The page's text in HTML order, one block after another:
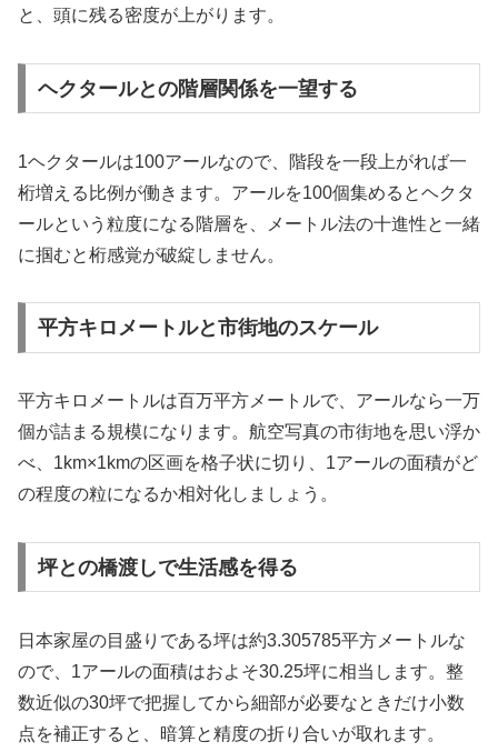
と、頭に残る密度が上がります。
ヘクタールとの階層関係を一望する
1ヘクタールは100アールなので、階段を一段上がれば一
桁増える比例が働きます。アールを100個集めるとヘクタ
ールという粒度になる階層を、メートル法の十進性と一緒
に掴むと桁感覚が破綻しません。
平方キロメートルと市街地のスケール
平方キロメートルは百万平方メートルで、アールなら一万
個が詰まる規模になります。航空写真の市街地を思い浮か
べ、1km×1kmの区画を格子状に切り、1アールの面積がど
の程度の粒になるか相対化しましょう。
坪との橋渡しで生活感を得る
日本家屋の目盛りである坪は約3.305785平方メートルな
ので、1アールの面積はおよそ30.25坪に相当します。整
数近似の30坪で把握してから細部が必要なときだけ小数
点を補正すると、暗算と精度の折り合いが取れます。